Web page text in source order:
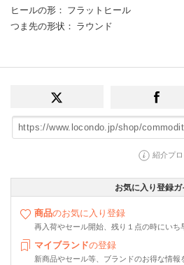
ヒールの形 ： フラットヒール
つま先の形状 ： ラウンド
紹介プ
お気に入り登録ガ
商品のお気に入り登録
再入荷やセール開始、残り１点の時にいち
マイブランドの登録
新商品やセール等、ブランドのお得な情報